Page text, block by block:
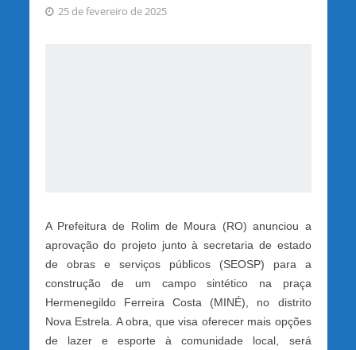
25 de fevereiro de 2025
A Prefeitura de Rolim de Moura (RO) anunciou a
aprovação do projeto junto à secretaria de estado
de obras e serviços públicos (SEOSP) para a
construção de um campo sintético na praça
Hermenegildo Ferreira Costa (MINÉ), no distrito
Nova Estrela. A obra, que visa oferecer mais opções
de lazer e esporte à comunidade local, será